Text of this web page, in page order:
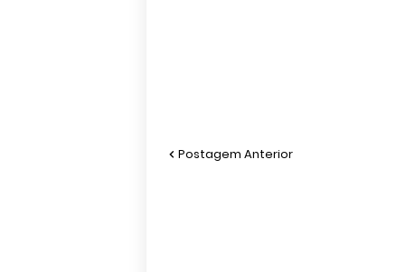
Postagem Anterior